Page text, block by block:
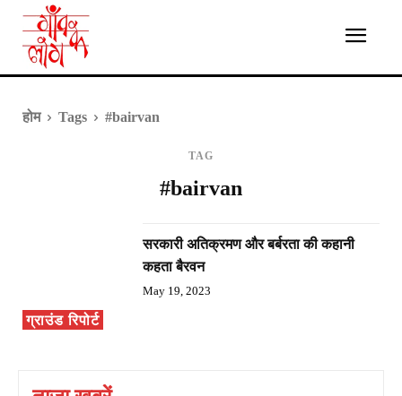
होम Tags #bairvan
TAG
#bairvan
ग्राउंड रिपोर्ट
सरकारी अतिक्रमण और बर्बरता की कहानी
कहता बैरवन
May 19, 2023